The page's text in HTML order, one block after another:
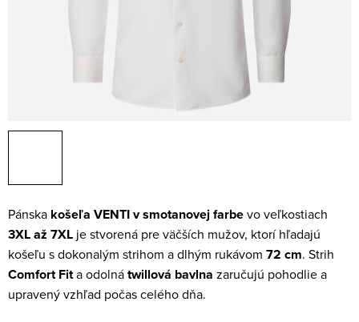
Pánska košeľa VENTI v smotanovej farbevo veľkostiach
3XL až 7XL je stvorená pre väčších mužov, ktorí hľadajú
košeľu s dokonalým strihom a dlhým rukávom 72 cm. Strih
Comfort Fita odolnátwillová bavlna zaručujú pohodlie a
upravený vzhľad počas celého dňa.